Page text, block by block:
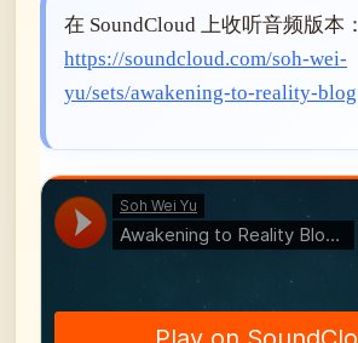
在 SoundCloud 上收听音频版本：
https://soundcloud.com/soh-wei-
yu/sets/awakening-to-reality-blog